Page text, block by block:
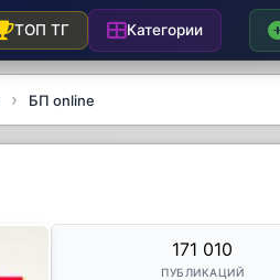
ТОП ТГ Категории
БП online
171 010
ПУБЛИКАЦИЙ